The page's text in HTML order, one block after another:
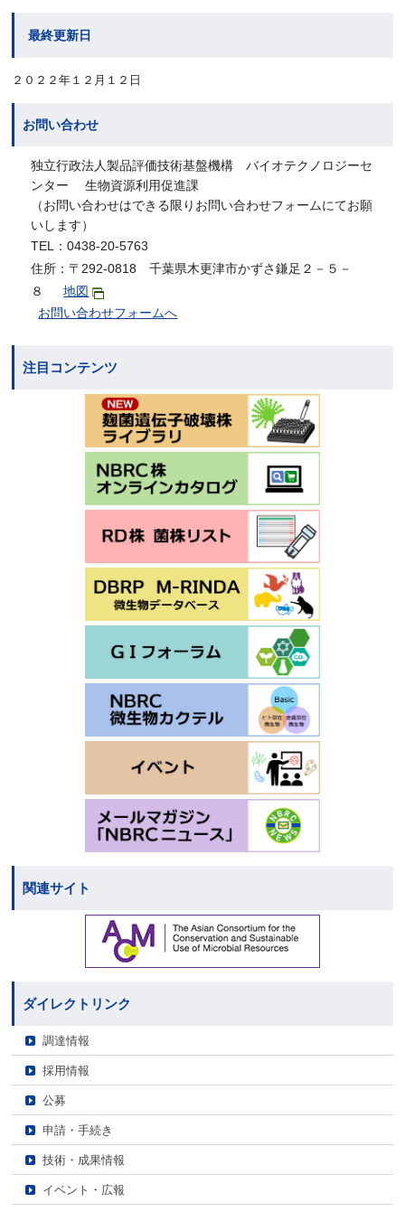
最終更新日
２０２２年１２月１２日
お問い合わせ
独立行政法人製品評価技術基盤機構 バイオテクノロジーセ
ンター 生物資源利用促進課
（お問い合わせはできる限りお問い合わせフォームにてお願
いします）
TEL：0438-20-5763
住所：〒292-0818 千葉県木更津市かずさ鎌足２－５－
８
地図
お問い合わせフォームへ
注目コンテンツ
関連サイト
ダイレクトリンク
調達情報
採用情報
公募
申請・手続き
技術・成果情報
イベント・広報